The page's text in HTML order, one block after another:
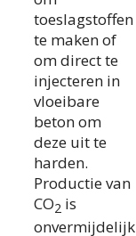
toeslagstoffen
te maken of
om direct te
injecteren in
vloeibare
beton om
deze uit te
harden.
Productie van
CO2 is
onvermijdelijk